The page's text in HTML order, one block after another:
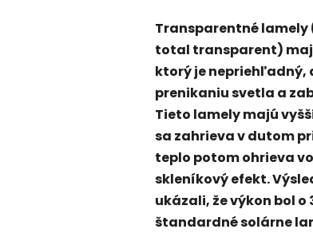
Transparentné
total transparent)
ktorý je nepriehľadný,
prenikaniu svetla a
Tieto lamely majú
sa zahrieva v dutom
teplo potom ohrieva
skleníkový efekt.
ukázali, že výkon bol o
štandardné solárne